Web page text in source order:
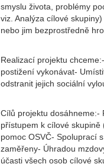
smyslu života, problémy
viz. Analýza cílové
nebo jim bezprostředně
Realizací projektu
postižení vykonávat-
odstranit jejich sociální
Cílů projektu dosáhneme:-
přístupem k cílové
pomoc OSVČ- Spoluprací
zaměřeny- Úhradou
účasti všech osob cílové